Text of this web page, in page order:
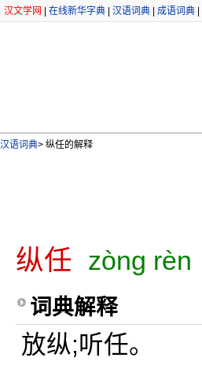
汉文学网 在线新华字典 汉语词典 成语词典
汉语词典> 纵任的解释
纵任 zòng rèn
词典解释
放纵;听任。